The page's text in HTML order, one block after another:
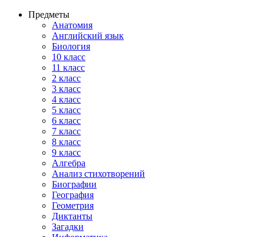
Предметы
Анатомия
Английский язык
Биология
10 класс
11 класс
2 класс
3 класс
4 класс
5 класс
6 класс
7 класс
8 класс
9 класс
Алгебра
Анализ стихотворений
Биографии
География
Геометрия
Диктанты
Загадки